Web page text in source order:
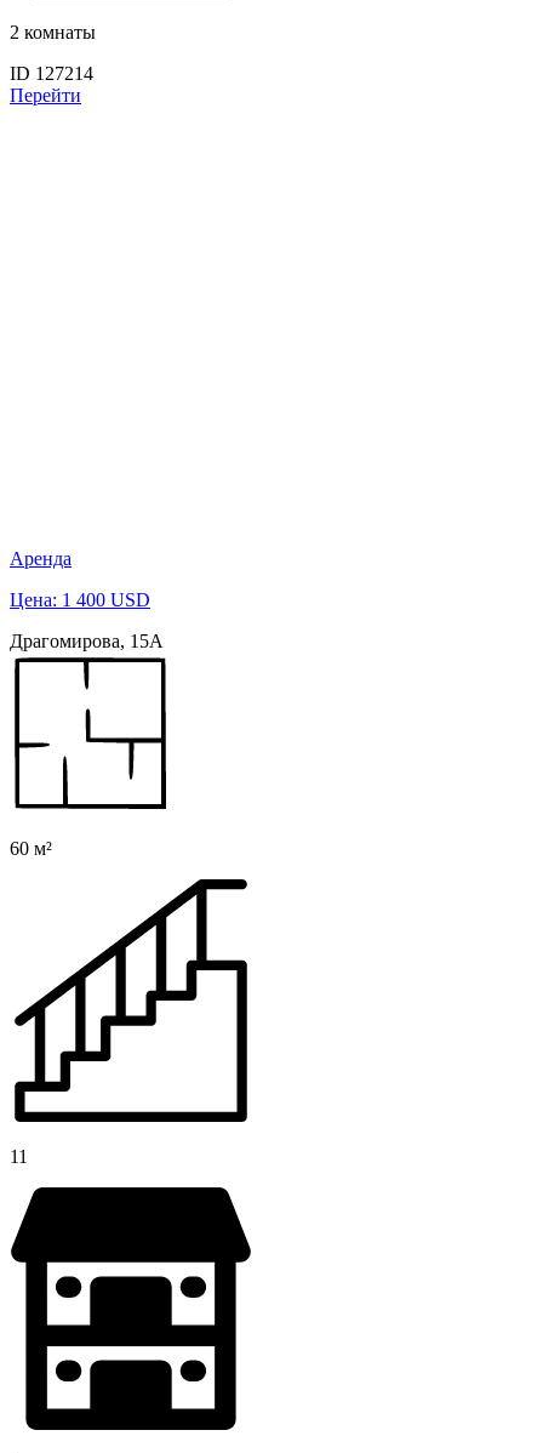
2 комнаты
ID 127214
Перейти
Аренда
Цена: 1 400 USD
Драгомирова, 15А
60 м²
11